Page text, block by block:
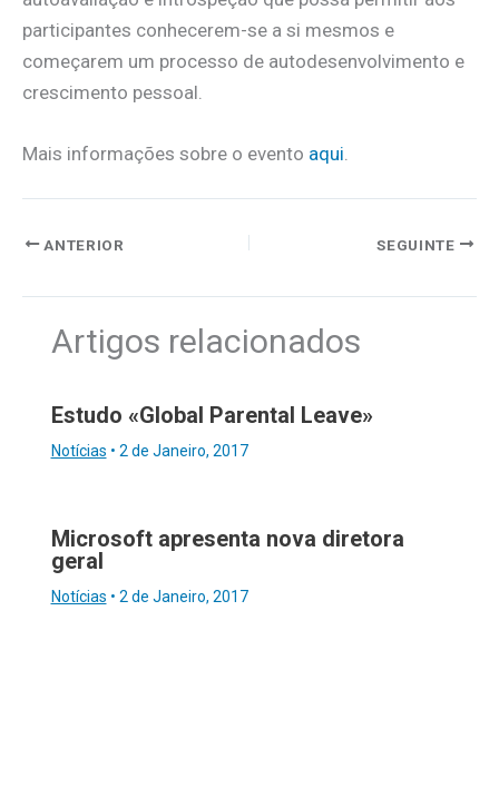
participantes conhecerem-se a si mesmos e
começarem um processo de autodesenvolvimento e
crescimento pessoal.
Mais informações sobre o evento aqui.
ANTERIOR SEGUINTE
Artigos relacionados
Estudo «Global Parental Leave»
Notícias • 2 de Janeiro, 2017
Microsoft apresenta nova diretora
geral
Notícias • 2 de Janeiro, 2017